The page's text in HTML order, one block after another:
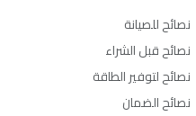
نصائح للصيانة
نصائح قبل الشراء
نصائح لتوفير الطاقة
نصائح الضمان